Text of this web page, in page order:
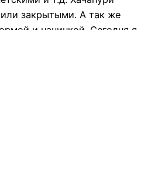
закрытыми. А так же
и начинкой. Сегодня я